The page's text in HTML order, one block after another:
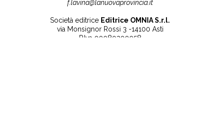
f.lavina@lanuovaprovincia.it
Società editrice Editrice OMNIA S.r.l.
via Monsignor Rossi 3 -14100 Asti
P.Iva 00080200058